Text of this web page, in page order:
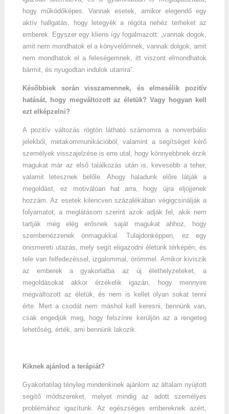
hogy működőképes. Vannak esetek, amikor elegendő egy
aktív hallgatás, hogy letegyék a régóta nehéz terheket az
emberek. Egyszer egy kliens így fogalmazott: „vannak dogok,
amit nem mondhatok el a könyvelőmnek, vannak dolgok, amit
nem mondhatok el a feleségemnek, itt viszont elmondhatok
bármit, és nyugodtan indulok utamra”.
Későbbiek során visszamennek, és elmesélik pozitív
hatását, hogy megváltozott az életük? Vagy hogyan kell
ezt elképzelni?
A pozitív változás rögtön látható számomra a nonverbális
jelekből, metakommunikációból, valamint a segítséget kérő
személyek visszajelzése is erre utal, hogy könnyebbnek érzik
magukat már az első találkozás után is, kevesebb a teher,
valamit letesznek belőle. Ahogy haladunk előre látják a
megoldást, ez motiválóan hat arra, hogy újra eljöjjenek
hozzám. Az esetek kilencven százalékában végigcsinálják a
folyamatot, a meglátásom szerint azok adják fel, akik nem
tartják még elég erősnek saját magukat ahhoz, hogy
szembenézzenek önmagukkal. Tulajdonképpen, ez egy
önismereti utazás, mely segít eligazodni életünk térképén, és
tele van felfedezéssel, izgalommal, örömmel. Amikor kiviszik
az emberek a gyakorlatba az új élethelyzeteket, a
megoldásokat akkor érzékelik igazán, hogy mennyire
megváltozott az életük, és nem is kellet olyan sokat tenni
érte. Mert a csodát nem máshol kell keresni, bennünk van,
csak engedjük meg, hogy felszínre kerüljön az a rengeteg
lehetőség, érték, ami bennünk lakozik.
Kiknek ajánlod a terápiát?
Gyakorlatilag tényleg mindenkinek ajánlom az általam nyújtott
segítő módszereket, melyet mindig az adott személyes
problémához igazítunk. Az egészséges embereknek azért,